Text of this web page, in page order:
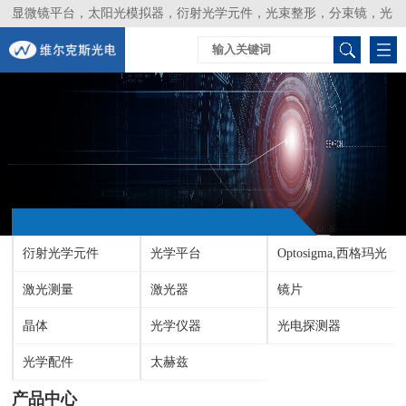
显微镜平台，太阳光模拟器，衍射光学元件，光束整形，分束镜，光
谱仪，生物激光器，光束分析仪，Layertec
衍射光学元件 光学平台 Optosigma,西格玛光
机
激光测量 激光器 镜片
晶体 光学仪器 光电探测器
光学配件 太赫兹
产品中心